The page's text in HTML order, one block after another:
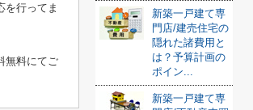
を行ってま
無料にてご
新築一戸建て専
門店/建売住宅の
隠れた諸費用と
は？予算計画の
ポイン...
新築一戸建て専